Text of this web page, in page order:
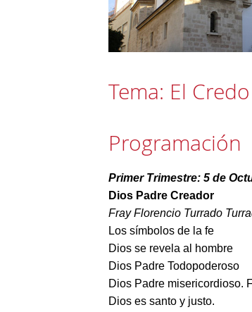
Tema: El Credo
Programación
Primer Trimestre: 5 de
Dios Padre Creador
Fray Florencio Turrado
Los símbolos de la fe
Dios se revela al hombre
Dios Padre Todopoderoso
Dios Padre misericordioso.
Dios es santo y justo.